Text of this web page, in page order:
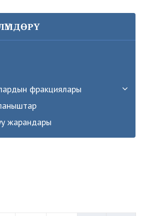
фракциялары
жарандары